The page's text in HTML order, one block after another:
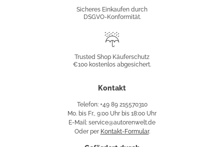
Sicheres Einkaufen durch
DSGVO-Konformität.
Käuferschutz
Trusted Shop Käuferschutz
€100 kostenlos abgesichert.
Kontakt
Telefon: +49 89 215570310
Mo. bis Fr., 9:00 Uhr bis 18:00 Uhr
E-Mail: service@autorenwelt.de
Oder per Kontakt-Formular.